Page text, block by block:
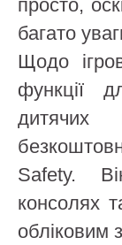
просто,
багато
Щодо
функції
дитячих
Safety.
консолях
обліковим